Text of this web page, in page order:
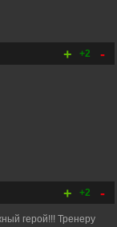
+ +2 -
+ +2 -
герой!!! Тренеру